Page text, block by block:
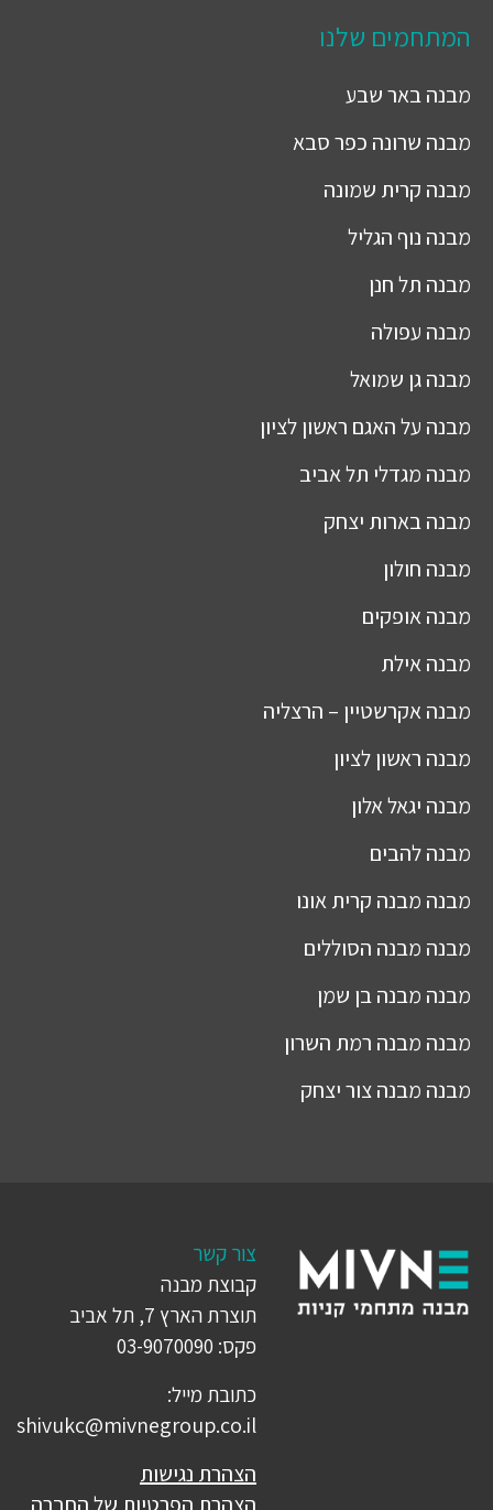
המתחמים שלנו
מבנהבאר שבע
מבנה שרונה כפר סבא
מבנה קרית שמונה
מבנה נוף הגליל
מבנה תל חנן
מבנה עפולה
מבנהגן שמואל
מבנה על האגם ראשון לציון
מבנה מגדלי תל אביב
מבנהבארות יצחק
מבנה חולון
מבנהאופקים
מבנהאילת
מבנהאקרשטיין – הרצליה
מבנה ראשון לציון
מבנה יגאל אלון
מבנהלהבים
מבנה מבנה קרית אונו
מבנה מבנה הסוללים
מבנה מבנה בן שמן
מבנה מבנה רמת השרון
מבנה מבנה צור יצחק
צור קשר
קבוצת מבנה
תוצרת הארץ 7, תל אביב
פקס: 03-9070090
כתובת מייל:
shivukc@mivnegroup.co.il
הצהרת נגישות